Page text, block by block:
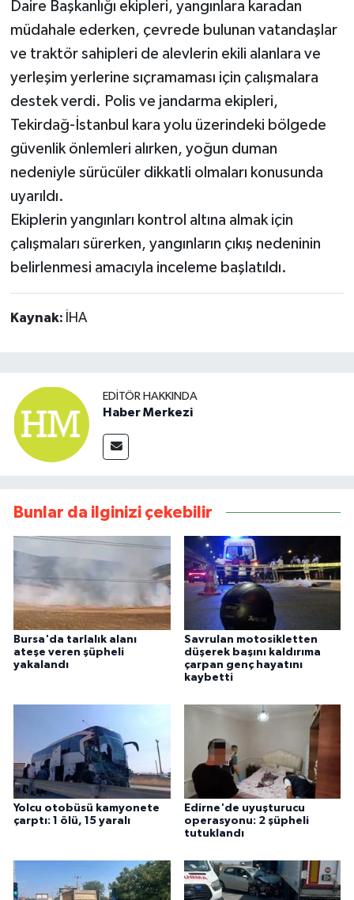
Daire Başkanlığı ekipleri, yangınlara karadan
müdahale ederken, çevrede bulunan vatandaşlar
ve traktör sahipleri de alevlerin ekili alanlara ve
yerleşim yerlerine sıçramaması için çalışmalara
destek verdi. Polis ve jandarma ekipleri,
Tekirdağ-İstanbul kara yolu üzerindeki bölgede
güvenlik önlemleri alırken, yoğun duman
nedeniyle sürücüler dikkatli olmaları konusunda
uyarıldı.
Ekiplerin yangınları kontrol altına almak için
çalışmaları sürerken, yangınların çıkış nedeninin
belirlenmesi amacıyla inceleme başlatıldı.
Kaynak: İHA
EDITÖR HAKKINDA
Haber Merkezi
Bunlar da ilginizi çekebilir
Bursa'da tarlalık alanı
ateşe veren şüpheli
yakalandı
Savrulan motosikletten
düşerek başını kaldırıma
çarpan genç hayatını
kaybetti
Yolcu otobüsü kamyonete
çarptı: 1 ölü, 15 yaralı
Edirne'de uyuşturucu
operasyonu: 2 şüpheli
tutuklandı